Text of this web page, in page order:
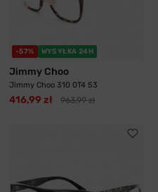
-57% WYSYŁKA 24H
Jimmy Choo
Jimmy Choo 310 0T4 53
416,99 zł 963,99 zł